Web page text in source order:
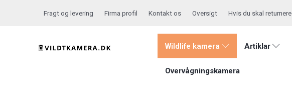
Fragt og levering Firma profil Kontakt os Oversigt Hvis du skal returnere
Wildlife kamera Artiklar
Overvågningskamera